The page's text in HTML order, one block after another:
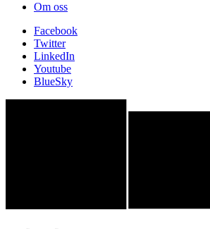
Om oss
Facebook
Twitter
LinkedIn
Youtube
BlueSky